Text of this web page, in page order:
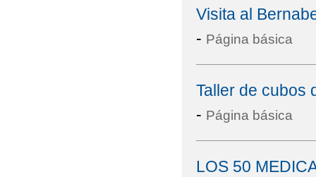
Visita al
- Página básica
Taller de cubos
- Página básica
LOS 50